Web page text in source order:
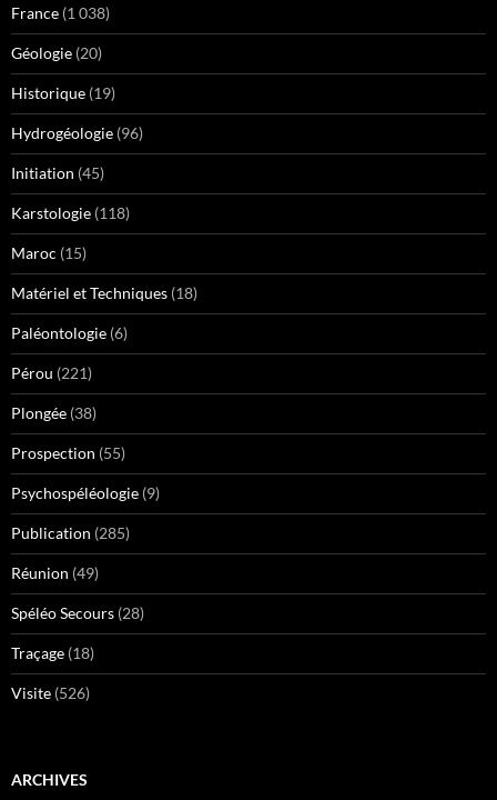
France (1 038)
Géologie (20)
Historique (19)
Hydrogéologie (96)
Initiation (45)
Karstologie (118)
Maroc (15)
Matériel et Techniques (18)
Paléontologie (6)
Pérou (221)
Plongée (38)
Prospection (55)
Psychospéléologie (9)
Publication (285)
Réunion (49)
Spéléo Secours (28)
Traçage (18)
Visite (526)
ARCHIVES